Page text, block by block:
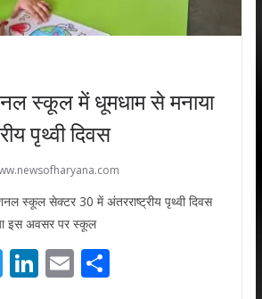
स्कूल में धूमधाम से मनाया
पृथ्वी दिवस
स्कूल सेक्टर 30 में अंतरराष्ट्रीय पृथ्वी दिवस
इस अवसर पर स्कूल
T Li E S